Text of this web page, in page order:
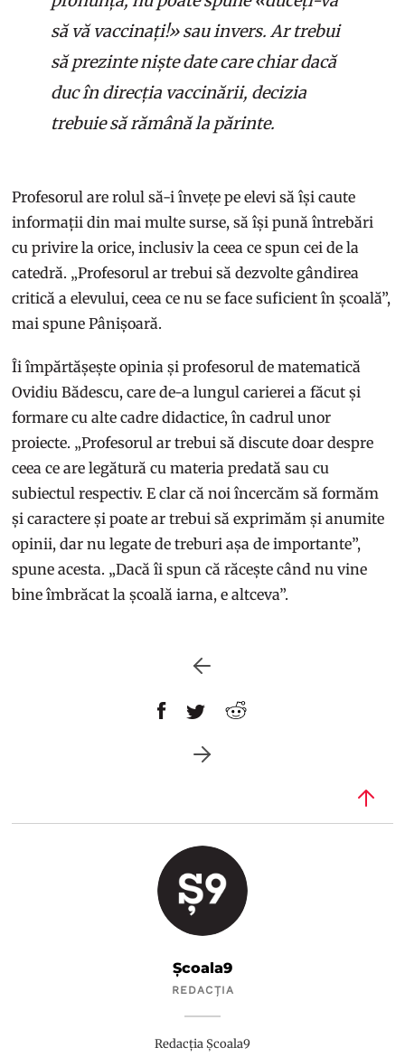
să vă vaccinați!» sau invers. Ar trebui
să prezinte niște date care chiar dacă
duc în direcția vaccinării, decizia
trebuie să rămână la părinte.
Profesorul are rolul să-i învețe pe elevi să își caute
informații din mai multe surse, să își pună întrebări
cu privire la orice, inclusiv la ceea ce spun cei de la
catedră. „Profesorul ar trebui să dezvolte gândirea
critică a elevului, ceea ce nu se face suficient în școală”,
mai spune Pânișoară.
Îi împărtășește opinia și profesorul de matematică
Ovidiu Bădescu, care de-a lungul carierei a făcut și
formare cu alte cadre didactice, în cadrul unor
proiecte. „Profesorul ar trebui să discute doar despre
ceea ce are legătură cu materia predată sau cu
subiectul respectiv. E clar că noi încercăm să formăm
și caractere și poate ar trebui să exprimăm și anumite
opinii, dar nu legate de treburi așa de importante”,
spune acesta. „Dacă îi spun că răcește când nu vine
bine îmbrăcat la școală iarna, e altceva”.
Școala9
REDACȚIA
Redacția Școala9